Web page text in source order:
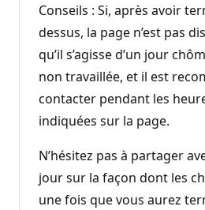
Conseils : Si, après avoir
dessus, la page n’est pas
qu’il s’agisse d’un jour
non travaillée, et il est
contacter pendant les
indiquées sur la page.
N’hésitez pas à partager
jour sur la façon dont les
une fois que vous aurez